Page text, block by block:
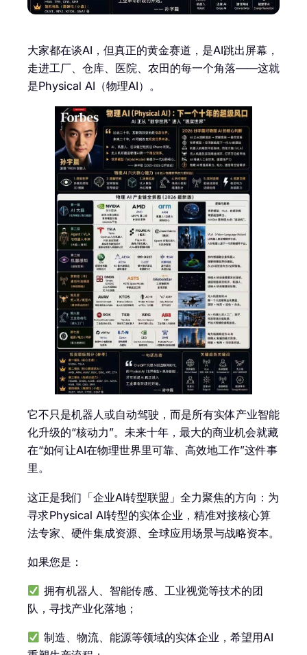
大家都在谈AI，但真正的黄金赛道，是AI跳出屏幕，
走进工厂、仓库、医院、农田的每一个角落——这就
是Physical AI（物理AI）。
它不只是机器人或自动驾驶，而是所有实体产业智能
化升级的“核动力”。未来十年，最大的商业机会就藏
在“如何让AI在物理世界里可靠、高效地工作”这件事
里。
这正是我们「企业AI转型联盟」全力聚焦的方向：为
寻求Physical AI转型的实体企业，精准对接核心算
法专家、硬件集成资源、全球应用场景与战略资本。
如果您是：
拥有机器人、智能传感、工业视觉等技术的团
队，寻找产业化落地；
制造、物流、能源等领域的实体企业，希望用AI